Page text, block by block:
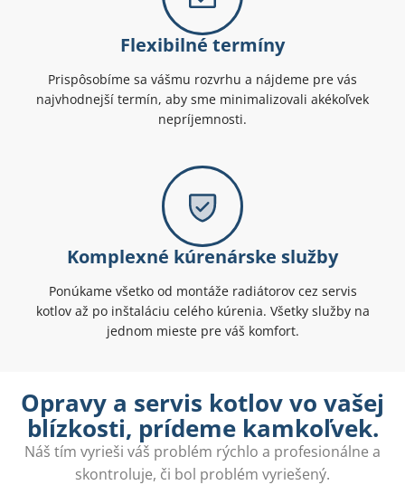
Flexibilné termíny
Prispôsobíme sa vášmu rozvrhu a nájdeme pre vás
najvhodnejší termín, aby sme minimalizovali akékoľvek
nepríjemnosti.
Komplexné kúrenárske služby
Ponúkame všetko od montáže radiátorov cez servis
kotlov až po inštaláciu celého kúrenia. Všetky služby na
jednom mieste pre váš komfort.
Opravy a servis kotlov vo vašej
blízkosti, prídeme kamkoľvek.
Náš tím vyrieši váš problém rýchlo a profesionálne a
skontroluje, či bol problém vyriešený.